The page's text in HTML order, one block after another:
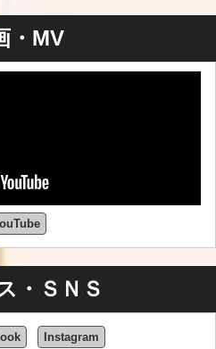
・MV
・ＳＮＳ
Instagram